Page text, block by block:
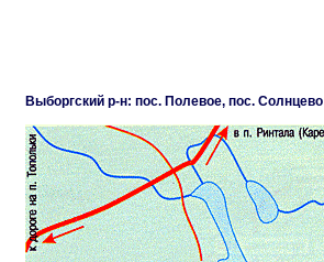
Выборгский р-н: пос. Полевое, пос. Солнцево